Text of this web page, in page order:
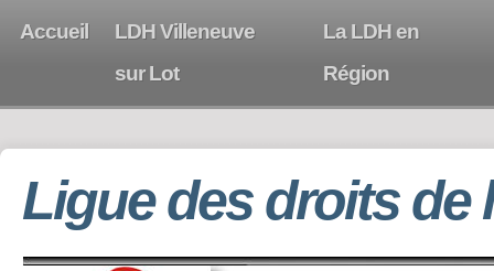
Accueil
LDH Villeneuve
sur Lot
La LDH en
Région
Ligue des droits de